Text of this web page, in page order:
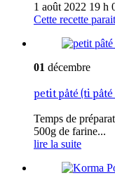
1 août 2022 19 h
Cette recette
01 décembre
petit pâté (ti
Temps de
500g de farine...
lire la suite